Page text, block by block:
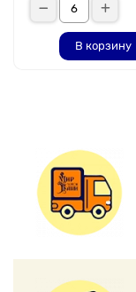
В корзину